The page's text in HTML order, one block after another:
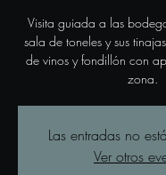
Visita guiada a las
sala de toneles y sus
de vinos y fondillón con
zona.
Las entradas no
Ver otros